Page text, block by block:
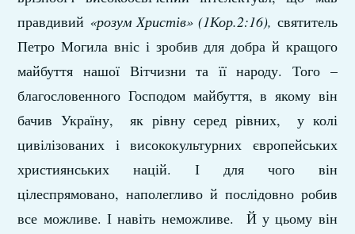
правдивий «розум Христів» (1Кор.2:16), святитель
Петро Могила вніс і зробив для добра й кращого
майбуття нашої Вітчизни та її народу. Того –
благословенного Господом майбуття, в якому він
бачив Україну, як рівну серед рівних, у колі
цивілізованих і висококультурних європейських
християнських націй. І для чого він
цілеспрямовано, наполегливо й послідовно робив
все можливе. І навіть неможливе. Й у цьому він